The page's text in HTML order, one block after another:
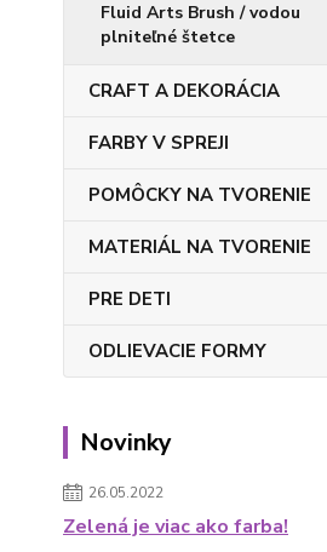
Fluid Arts Brush / vodou
plniteľné štetce
CRAFT A DEKORÁCIA
FARBY V SPREJI
POMÔCKY NA TVORENIE
MATERIÁL NA TVORENIE
PRE DETI
ODLIEVACIE FORMY
Novinky
26.05.2022
Zelená je viac ako farba!